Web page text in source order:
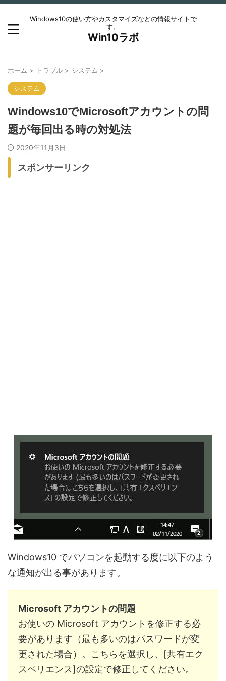
Windows10の使い方やカスタマイズなどの情報サイトで
す。
Win10ラボ
ホーム > トラブル > システム >
システム
Windows10でMicrosoftアカウントの問
題が毎回出る時の対処法
2020年11月3日
スポンサーリンク
Windows10 でパソコンを起動する度に以下のよう
な通知が出る事があります。
Microsoft アカウントの問題
お使いの Microsoft アカウントを修正する必
要があります（最も多いのはパスワードが変
更された場合）。こちらを選択し、[共有エク
スペリエンス]の設定で修正してください。